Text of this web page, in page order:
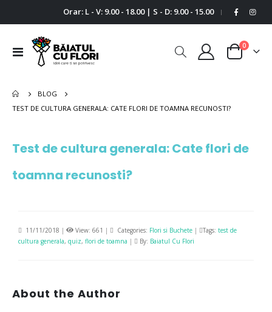
Orar: L - V: 9.00 - 18.00 | S - D: 9.00 - 15.00 |
Comutare
Cart
0
BLOG
TEST DE CULTURA GENERALA: CATE FLORI DE TOAMNA RECUNOSTI?
Test de cultura generala: Cate flori de
toamna recunosti?
11/11/2018 | View: 661 | Categories: Flori si Buchete | Tags: test de
cultura generala, quiz, flori de toamna | By: Baiatul Cu Flori
About the Author